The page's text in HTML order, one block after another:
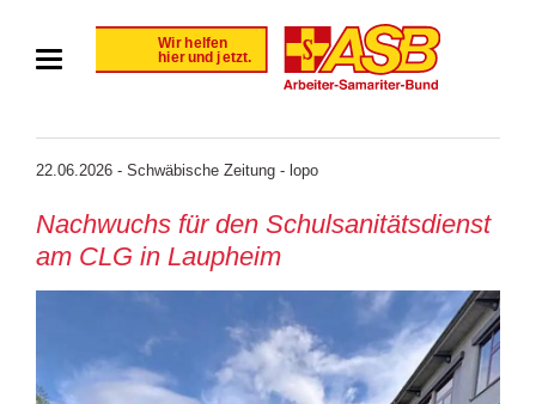
22.06.2026 - Schwäbische Zeitung - lopo
Nachwuchs für den Schulsanitätsdienst
am CLG in Laupheim